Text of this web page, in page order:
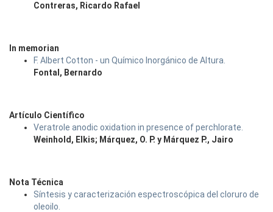
Contreras, Ricardo Rafael
In memorian
F. Albert Cotton - un Químico Inorgánico de Altura.
Fontal, Bernardo
Artículo Científico
Veratrole anodic oxidation in presence of perchlorate.
Weinhold, Elkis; Márquez, O. P. y Márquez P., Jairo
Nota Técnica
Síntesis y caracterización espectroscópica del cloruro de
oleoilo.